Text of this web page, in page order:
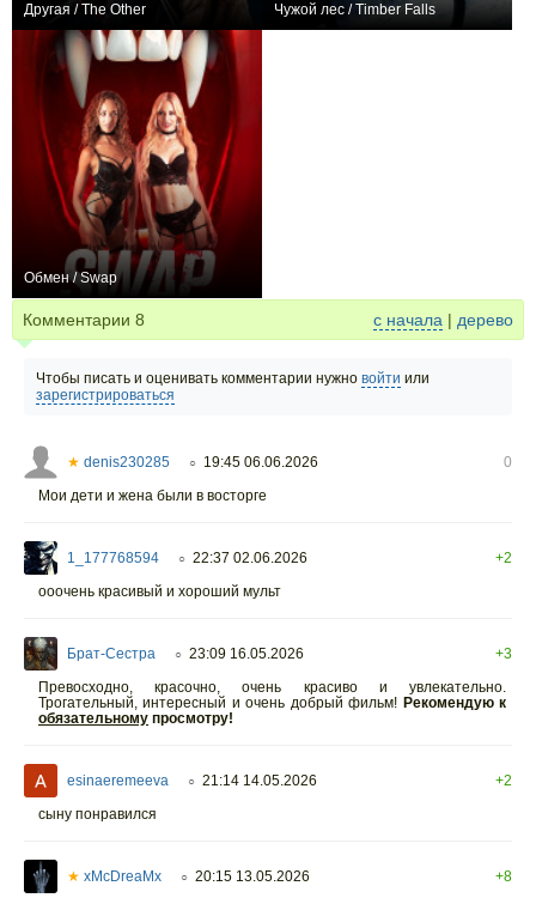
Другая / The Other Чужой лес / Timber Falls
Обмен / Swap
Комментарии 8 с начала | дерево
Чтобы писать и оценивать комментарии нужно войти или
зарегистрироваться
★ denis230285 ○ 19:45 06.06.2026
0
Мои дети и жена были в восторге
1_177768594 ○ 22:37 02.06.2026
+2
ооочень красивый и хороший мульт
Брат-Сестра ○ 23:09 16.05.2026
+3
Превосходно, красочно, очень красиво и увлекательно.
Трогательный, интересный и очень добрый фильм! Рекомендую к
обязательному просмотру!
esinaeremeeva ○ 21:14 14.05.2026
+2
cыну понравился
★ xMcDreaMx ○ 20:15 13.05.2026 +8